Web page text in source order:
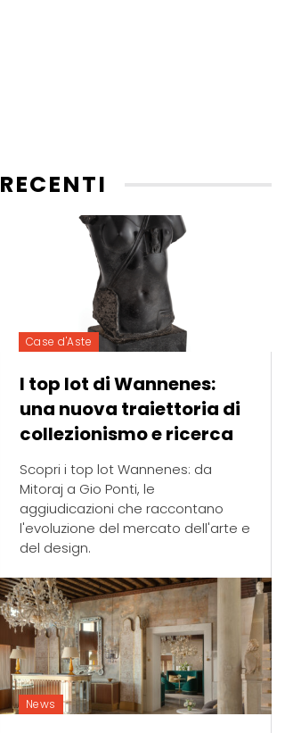
RECENTI
Case d'Aste
I top lot di Wannenes:
una nuova traiettoria di
collezionismo e ricerca
Scopri i top lot Wannenes: da
Mitoraj a Gio Ponti, le
aggiudicazioni che raccontano
l'evoluzione del mercato dell'arte e
del design.
News